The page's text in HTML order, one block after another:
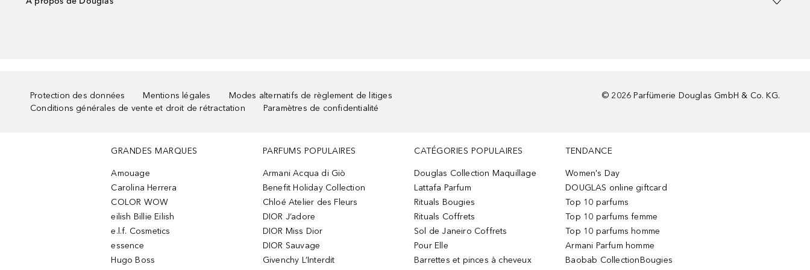
Protection des données Mentions légales
Modes alternatifs de règlement de litiges
Conditions générales de vente et droit de rétractation
Paramètres de confidentialité
© 2026 Parfümerie Douglas GmbH & Co. KG.
GRANDES MARQUES
Amouage
Carolina Herrera
COLOR WOW
eilish Billie Eilish
e.l.f. Cosmetics
essence
Hugo Boss
PARFUMS POPULAIRES
Armani Acqua di Giò
Benefit Holiday Collection
Chloé Atelier des Fleurs
DIOR J’adore
DIOR Miss Dior
DIOR Sauvage
Givenchy L’Interdit
CATÉGORIES POPULAIRES
Douglas Collection Maquillage
Lattafa Parfum
Rituals Bougies
Rituals Coffrets
Sol de Janeiro Coffrets
Pour Elle
Barrettes et pinces à cheveux
TENDANCE
Women's Day
DOUGLAS online giftcard
Top 10 parfums
Top 10 parfums femme
Top 10 parfums homme
Armani Parfum homme
Baobab CollectionBougies